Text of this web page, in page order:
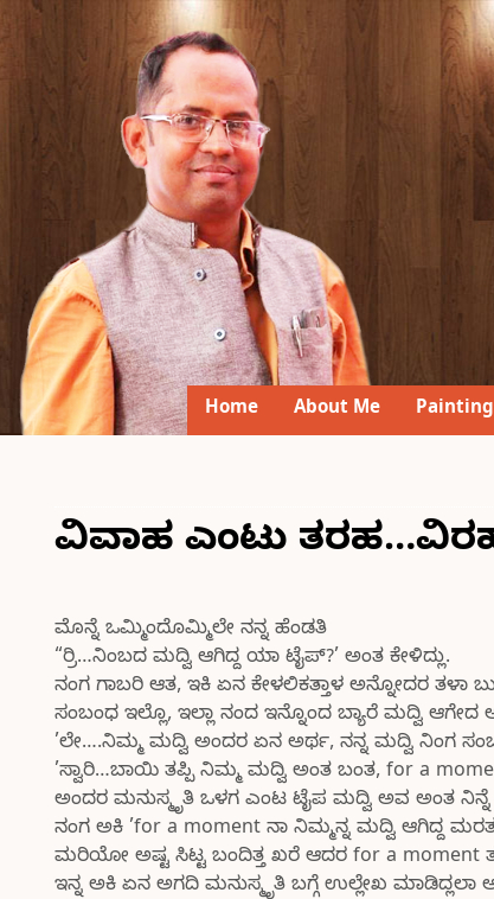
Home About Me
ವಿವಾಹ ಎಂಟು
ಮೊನ್ನೆ ಒಮ್ಮಿಂದೊಮ್ಮಿಲೇ ನನ್ನ ಹೆಂಡತಿ
“ರ್ರಿ…ನಿಂಬದ ಮದ್ವಿ ಆಗಿದ್ದ ಯಾ ಟೈಪ್?’ ಅಂತ ಕೇಳಿದ್ಲು.
ನಂಗ ಗಾಬರಿ ಆತ, ಇಕಿ ಏನ ಕೇಳಲಿಕತ್ತಾಳ ಅನ್ನೋದರ ತಳಾ
ಸಂಬಂಧ ಇಲ್ಲೊ, ಇಲ್ಲಾ ನಂದ ಇನ್ನೊಂದ ಬ್ಯಾರೆ ಮದ್ವಿ ಆಗೇದ
’ಲೇ….ನಿಮ್ಮ ಮದ್ವಿ ಅಂದರ ಏನ ಅರ್ಥ, ನನ್ನ ಮದ್ವಿ ನಿಂಗ
’ಸ್ವಾರಿ…ಬಾಯಿ ತಪ್ಪಿ ನಿಮ್ಮ ಮದ್ವಿ ಅಂತ ಬಂತ, for a
ಅಂದರ ಮನುಸ್ಮೃತಿ ಒಳಗ ಎಂಟ ಟೈಪ ಮದ್ವಿ ಅವ ಅಂತ ನಿನ್ನೆ
ನಂಗ ಅಕಿ ’for a moment ನಾ ನಿಮ್ಮನ್ನ ಮದ್ವಿ ಆಗಿದ್ದ
ಮರಿಯೋ ಅಷ್ಟ ಸಿಟ್ಟ ಬಂದಿತ್ತ ಖರೆ ಆದರ for a moment
ಇನ್ನ ಅಕಿ ಏನ ಅಗದಿ ಮನುಸ್ಮೃತಿ ಬಗ್ಗೆ ಉಲ್ಲೇಖ ಮಾಡಿದ್ಲಲಾ